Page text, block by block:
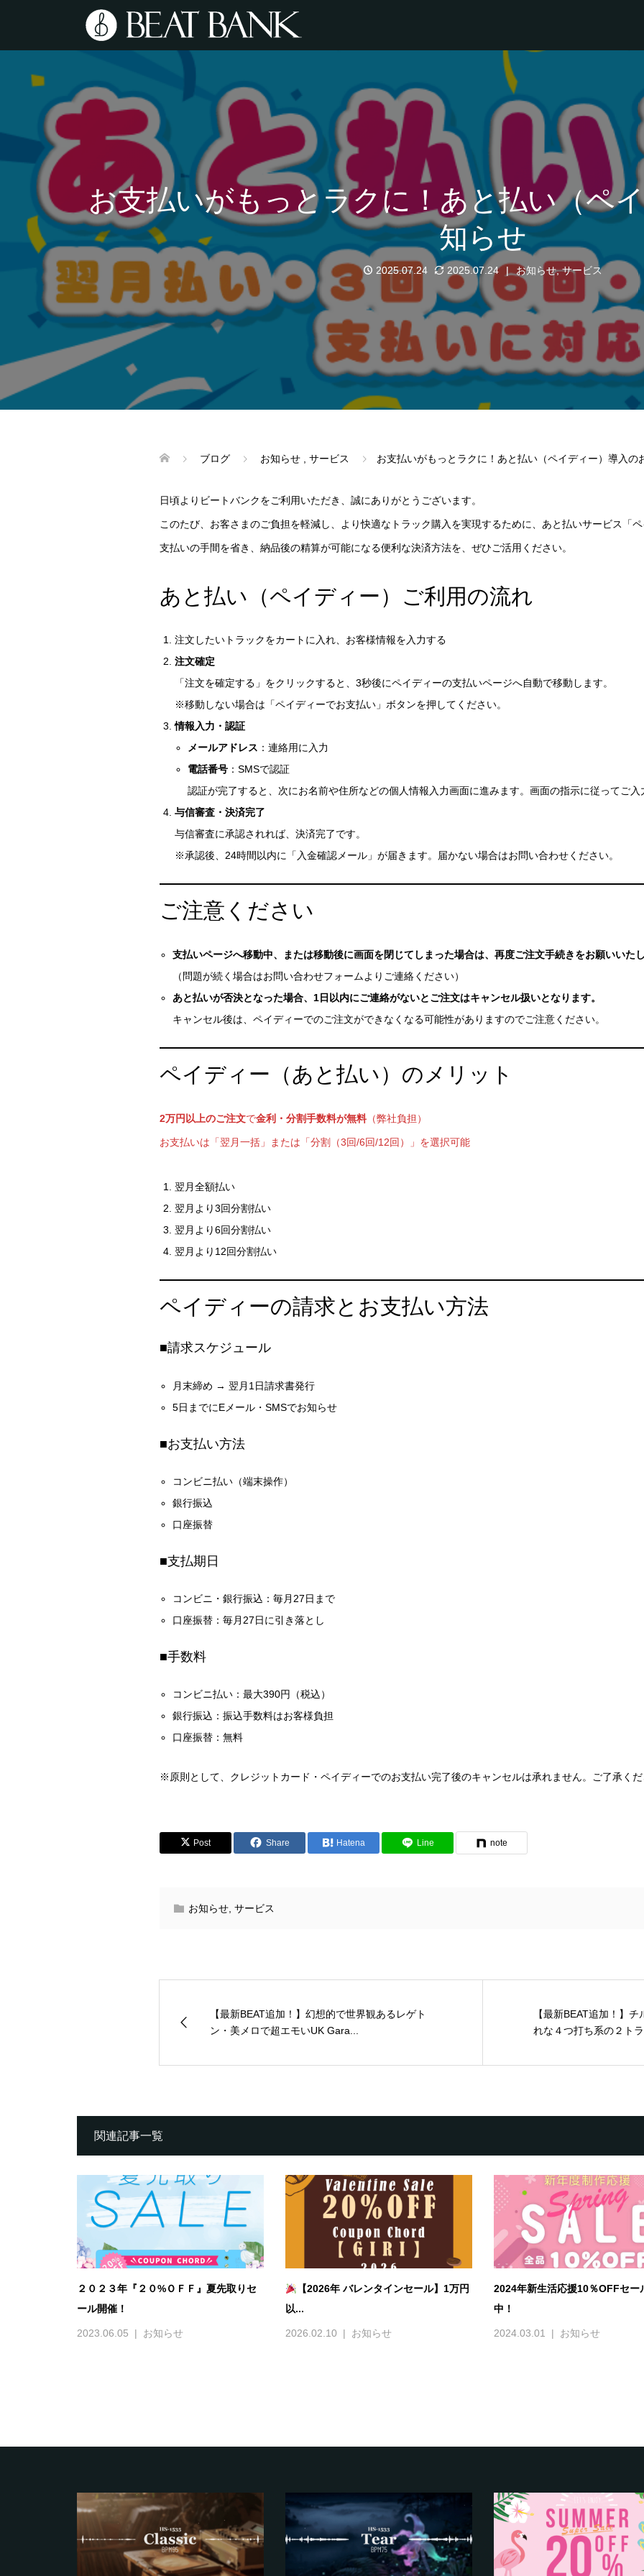
お支払いがもっとラクに！あと払い（ペ
知らせ
2025.07.24 2025.07.24 お知らせ,サービス
ブログ お知らせ サービス お支払いがもっとラクに！あと払い（ペイディー）導入の
日頃よりビートバンクをご利用いただき、誠にありがとうございます。
このたび、お客さまのご負担を軽減し、より快適なトラック購入を実現するために、あと払いサービス「
支払いの手間を省き、納品後の精算が可能になる便利な決済方法を、ぜひご活用ください。
あと払い（ペイディー）ご利用の流れ
注文したいトラックをカートに入れ、お客様情報を入力する
注文確定
「注文を確定する」をクリックすると、3秒後にペイディーの支払いページへ自動で移動します。
※移動しない場合は「ペイディーでお支払い」ボタンを押してください。
情報入力・認証
メールアドレス ：連絡用に入力
電話番号 ：SMSで認証
認証が完了すると、次にお名前や住所などの個人情報入力画面に進みます。画面の指示に従ってご入
与信審査・決済完了
与信審査に承認されれば、決済完了です。
※承認後、24時間以内に「入金確認メール」が届きます。届かない場合はお問い合わせください。
ご注意ください
支払いページへ移動中、または移動後に画面を閉じてしまった場合は、再度ご注文手続きをお願いいた
（問題が続く場合はお問い合わせフォームよりご連絡ください）
あと払いが否決となった場合、1日以内にご連絡がないとご注文はキャンセル扱いとなります。
キャンセル後は、ペイディーでのご注文ができなくなる可能性がありますのでご注意ください。
ペイディー（あと払い）のメリット
2万円以上のご注文で金利・分割手数料が無料 （弊社負担）
お支払いは「翌月一括」または「分割（3回/6回/12回）」を選択可能
翌月全額払い
翌月より3回分割払い
翌月より6回分割払い
翌月より12回分割払い
ペイディーの請求とお支払い方法
■請求スケジュール
月末締め → 翌月1日請求書発行
5日までにEメール・SMSでお知らせ
■お支払い方法
コンビニ払い（端末操作）
銀行振込
口座振替
■支払期日
コンビニ・銀行振込：毎月27日まで
口座振替：毎月27日に引き落とし
■手数料
コンビニ払い：最大390円（税込）
銀行振込：振込手数料はお客様負担
口座振替：無料
※原則として、クレジットカード・ペイディーでのお支払い完了後のキャンセルは承れません。ご了承く
Post Share Hatena Line note
お知らせ, サービス
【最新BEAT追加！】幻想的で世界観あるレゲト
ン・美メロで超エモいUK Gara...
【最新BEAT追加！】
れな４つ打ち系の２ト
関連記事一覧
２０２３年『２０%ＯＦＦ』夏先取りセ
ール開催！
2023.06.05 お知らせ
【2026年 バレンタインセール】1万円
以...
2026.02.10 お知らせ
2024年新生活応援10％OFFセー
中！
2024.03.01 お知らせ